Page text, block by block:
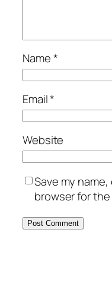
Name*
Email*
Website
Save my
browser for